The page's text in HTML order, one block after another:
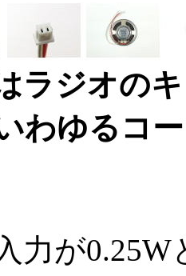
ラジオの
わゆるコ
力が